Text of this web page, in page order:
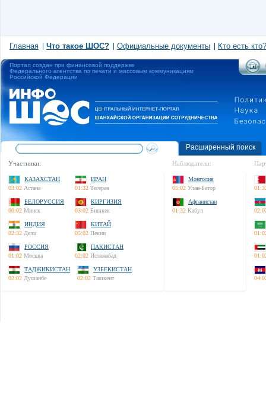
Главная Что такое ШОС? Официальные документы Кто есть кто?
Портал создан при финансовой поддержке
Федерального агентства по печати и массовым коммуникациям
Российской Федерации
Расширенный поиск
Участники:
КАЗАХСТАН
03:02 Астана
ИРАН
01:32 Тегеран
БЕЛОРУССИЯ
00:02 Минск
КИРГИЗИЯ
03:02 Бишкек
ИНДИЯ
02:32 Дели
КИТАЙ
05:02 Пекин
РОССИЯ
01:02 Москва
ПАКИСТАН
02:02 Исламабад
ТАДЖИКИСТАН
02:02 Душанбе
УЗБЕКИСТАН
02:02 Ташкент
Наблюдатели:
Монголия
05:02 Улан-Батор
Афганистан
01:32 Кабул